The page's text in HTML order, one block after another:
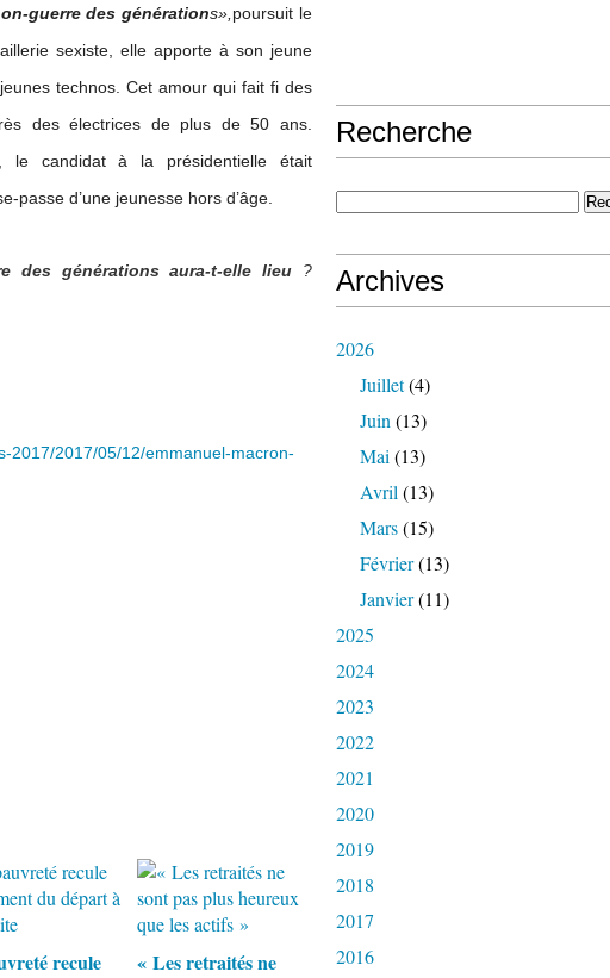
guerre des générations», poursuit le
sexiste, elle apporte à son jeune
technos. Cet amour qui fait fi des
des électrices de plus de 50 ans.
le candidat à la présidentielle était
passe d’une jeunesse hors d’âge.
des générations aura-t-elle lieu ?
2017/2017/05/12/emmanuel-macron-
recule
« Les retraités ne
Recherche
Archives
2026
Juillet(4)
Juin (13)
Mai (13)
Avril (13)
Mars(15)
Février(13)
Janvier(11)
2025
2024
2023
2022
2021
2020
2019
2018
2017
2016